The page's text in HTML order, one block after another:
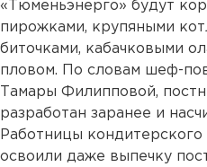
«Тюменьэнерго» будут
пирожками, крупяными
биточками, кабачковыми
пловом. По словам шеф-
Тамары Филипповой,
разработан заранее и
Работницы
освоили даже выпечку